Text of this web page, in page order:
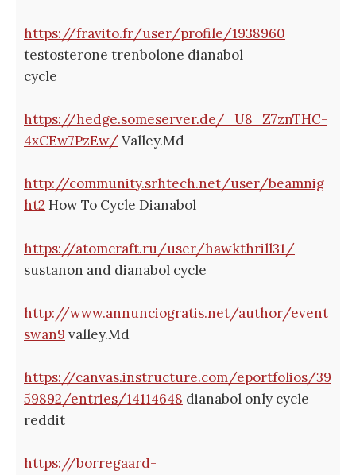
https://fravito.fr/user/profile/1938960
testosterone trenbolone dianabol
cycle
https://hedge.someserver.de/_U8_Z7znTHC-
4xCEw7PzEw/Valley.Md
http://community.srhtech.net/user/beamnig
ht2 How To Cycle Dianabol
https://atomcraft.ru/user/hawkthrill31/
sustanon and dianabol cycle
http://www.annunciogratis.net/author/event
swan9 valley.Md
https://canvas.instructure.com/eportfolios/39
59892/entries/14114648 dianabol only cycle
reddit
https://borregaard-